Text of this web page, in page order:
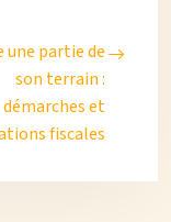
une partie de
son terrain :
démarches et
fiscales